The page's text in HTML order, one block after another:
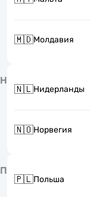
🇲🇩Молдавия
Н
🇳🇱Нидерланды
🇳🇴Норвегия
П
🇵🇱Польша